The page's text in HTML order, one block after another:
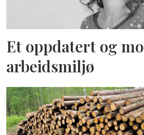
Et oppdatert og
arbeidsmiljø